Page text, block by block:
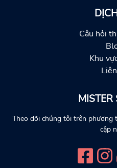
Câu hỏi
Khu
MISTER
Theo dõi chúng tôi trên
cập